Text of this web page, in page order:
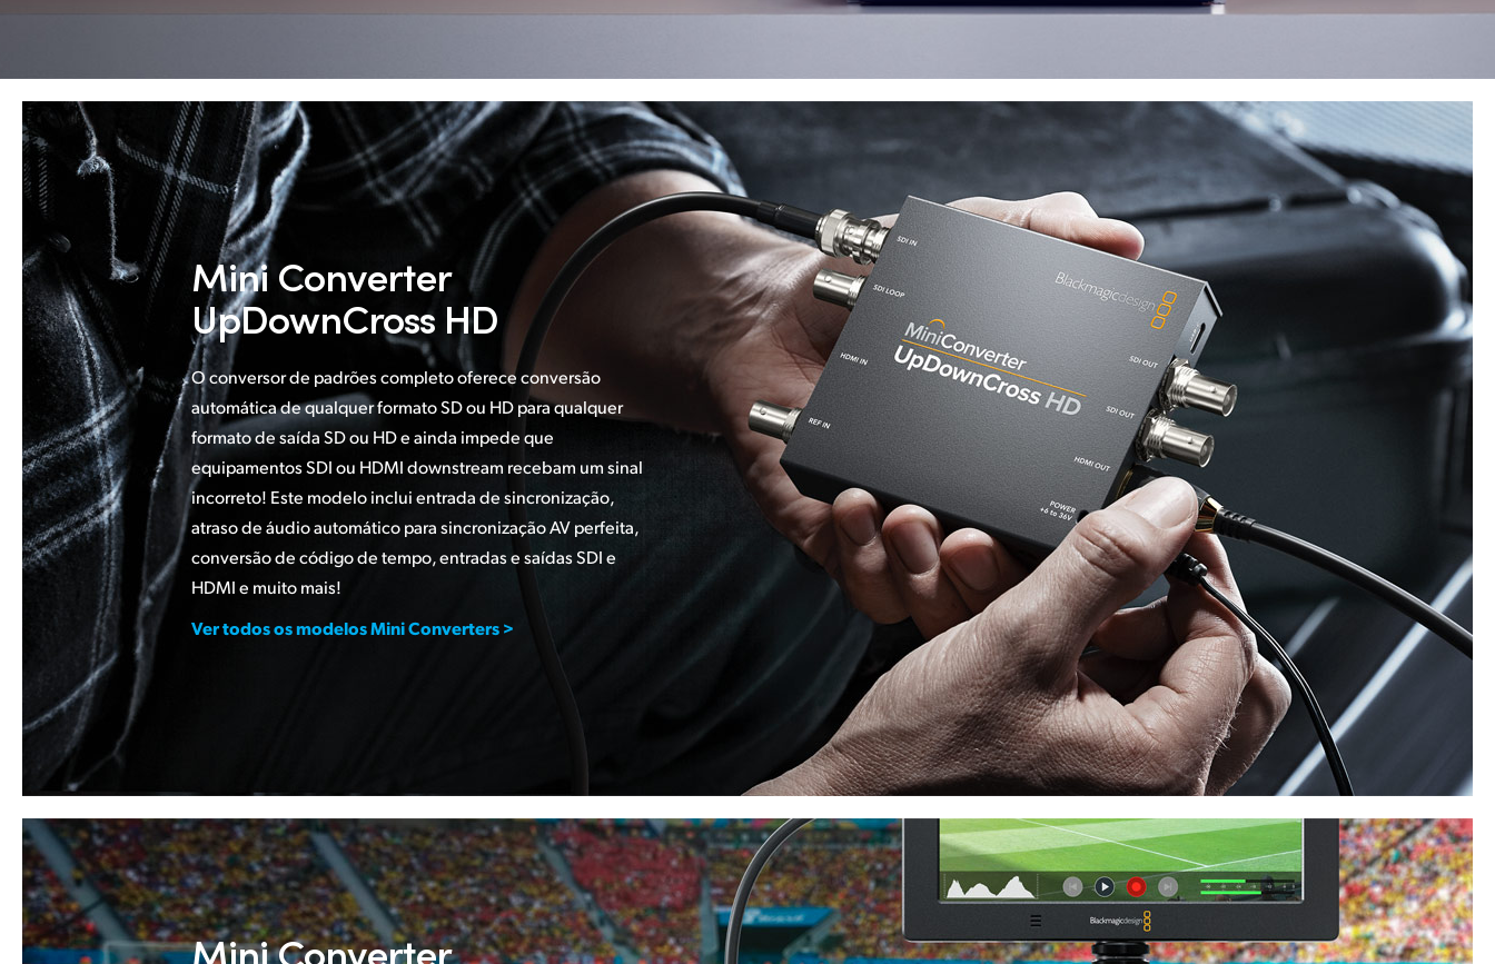
Mini Converter
UpDownCross HD
O conversor de padrões completo oferece conversão
automática de qualquer formato SD ou HD para qualquer
formato de saída SD ou HD e ainda impede que
equipamentos SDI ou HDMI downstream recebam um sinal
incorreto! Este modelo inclui entrada de sincronização,
atraso de áudio automático para sincronização AV perfeita,
conversão de código de tempo, entradas e saídas SDI e
HDMI e muito mais!
Ver todos os modelos Mini Converters >
Mini Converter